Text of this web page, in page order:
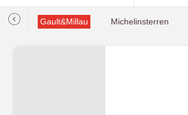
Gault&Millau Michelinsterren